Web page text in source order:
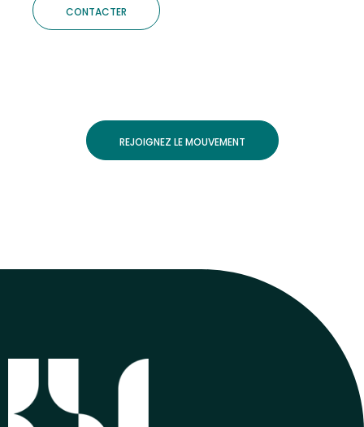
CONTACTER
REJOIGNEZ LE MOUVEMENT